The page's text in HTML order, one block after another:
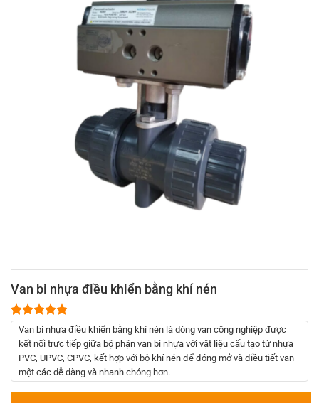
Van bi nhựa điều khiển bằng khí nén
5.00trên 5
dựa trên
đánh giá
Van bi nhựa điều khiển bằng khí nén là dòng van công nghiệp được
kết nối trực tiếp giữa bộ phận van bi nhựa với vật liệu cấu tạo từ nhựa
PVC, UPVC, CPVC, kết hợp với bộ khí nén để đóng mở và điều tiết van
một các dễ dàng và nhanh chóng hơn.